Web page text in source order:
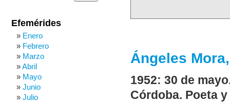
Ángeles
1952: 30 de
Córdoba. Poeta
Efemérides
Enero
Febrero
Marzo
Abril
Mayo
Junio
Julio